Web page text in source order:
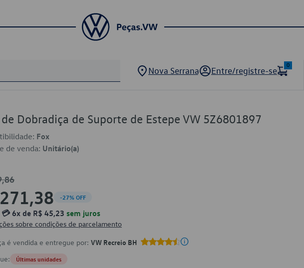
Nova Serrana Entre/registre-se
0
de Dobradiça de Suporte de Estepe VW 5Z6801897
Fox
de venda: Unitário(a)
-27% OFF
💳 6x de R$ 45,23 sem juros
sobre condições de parcelamento
é vendida e entregue por: VW Recreio BH
Últimas unidades